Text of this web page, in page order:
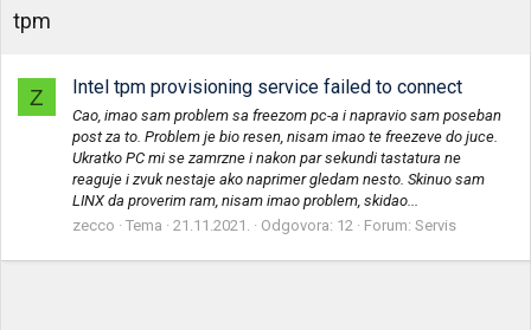
tpm
Z Intel tpm provisioning service failed to connect
Cao, imao sam problem sa freezom pc-a i napravio sam poseban
post za to. Problem je bio resen, nisam imao te freezeve do juce.
Ukratko PC mi se zamrzne i nakon par sekundi tastatura ne
reaguje i zvuk nestaje ako naprimer gledam nesto. Skinuo sam
LINX da proverim ram, nisam imao problem, skidao...
zecco
Tema 21.11.2021. Odgovora: 12 Forum: Servis